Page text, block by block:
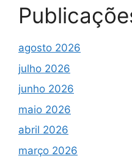
agosto 2026
julho 2026
junho 2026
maio 2026
abril 2026
março 2026